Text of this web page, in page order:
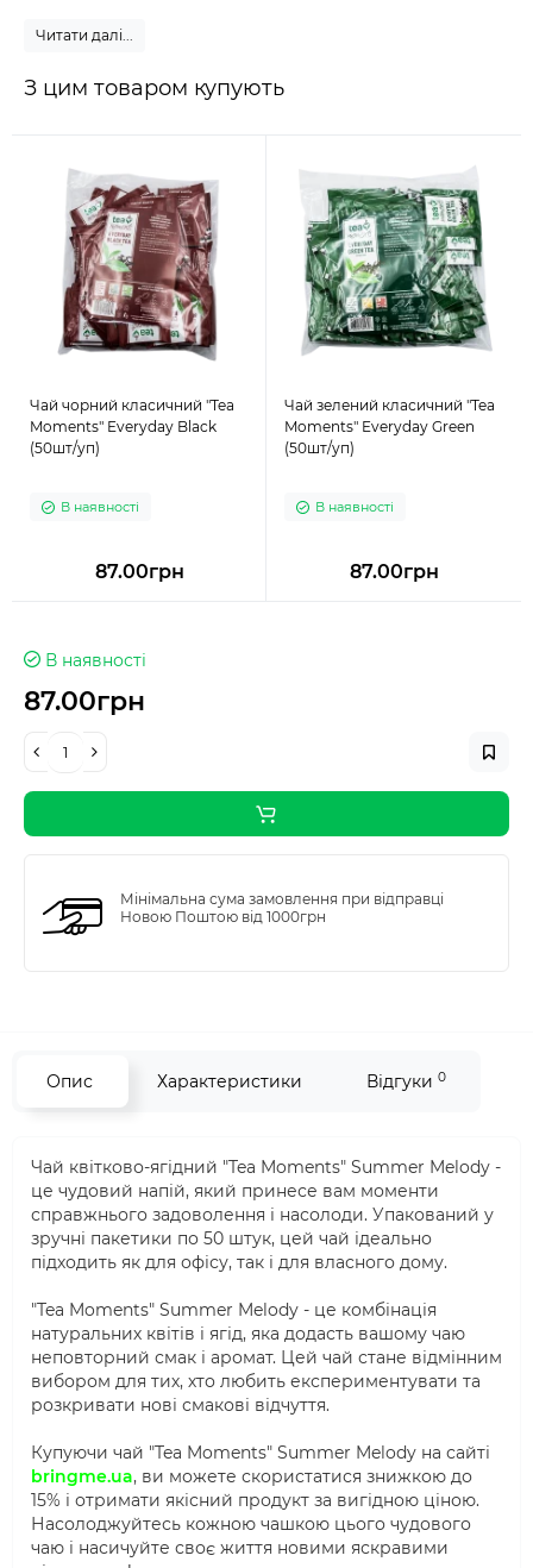
Читати далі...
З цим товаром купують
Чай чорний класичний "Tea
Moments" Everyday Black
(50шт/уп)
В наявності
87.00грн
Чай зелений класичний "Tea
Moments" Everyday Green
(50шт/уп)
В наявності
87.00грн
В наявності
87.00грн
Мінімальна сума замовлення при відправці
Новою Поштою від 1000грн
Опис Характеристики Відгуки 0
Чай квітково-ягідний "Tea Moments" Summer Melody -
це чудовий напій, який принесе вам моменти
справжнього задоволення і насолоди. Упакований у
зручні пакетики по 50 штук, цей чай ідеально
підходить як для офісу, так і для власного дому.
"Tea Moments" Summer Melody - це комбінація
натуральних квітів і ягід, яка додасть вашому чаю
неповторний смак і аромат. Цей чай стане відмінним
вибором для тих, хто любить експериментувати та
розкривати нові смакові відчуття.
Купуючи чай "Tea Moments" Summer Melody на сайті
bringme.ua, ви можете скористатися знижкою до
15% і отримати якісний продукт за вигідною ціною.
Насолоджуйтесь кожною чашкою цього чудового
чаю і насичуйте своє життя новими яскравими